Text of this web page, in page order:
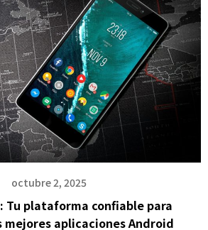
octubre 2, 2025
Tu plataforma confiable para
mejores aplicaciones Android